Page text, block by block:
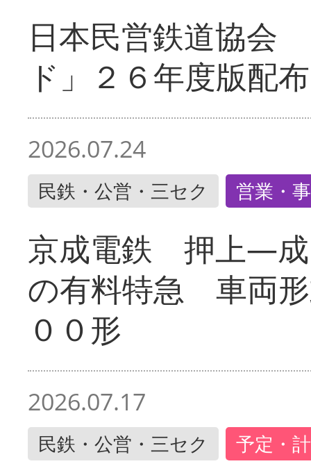
日本民営鉄道協会
ド」２６年度版配布
2026.07.24
民鉄・公営・三セク 営業・
京成電鉄 押上―成
の有料特急 車両
００形
2026.07.17
民鉄・公営・三セク 予定・